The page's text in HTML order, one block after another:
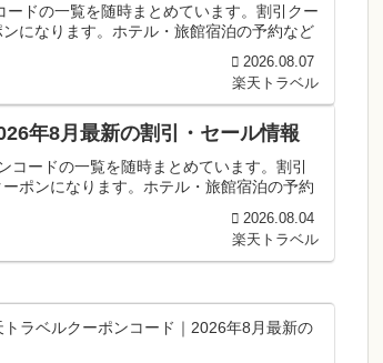
ドの一覧を随時まとめています。割引クー
になります。ホテル・旅館宿泊の予約など
2026.08.07
楽天トラベル
年8月最新の割引・セール情報
ードの一覧を随時まとめています。割引
ポンになります。ホテル・旅館宿泊の予約
2026.08.04
楽天トラベル
ラベルクーポンコード｜2026年8月最新の